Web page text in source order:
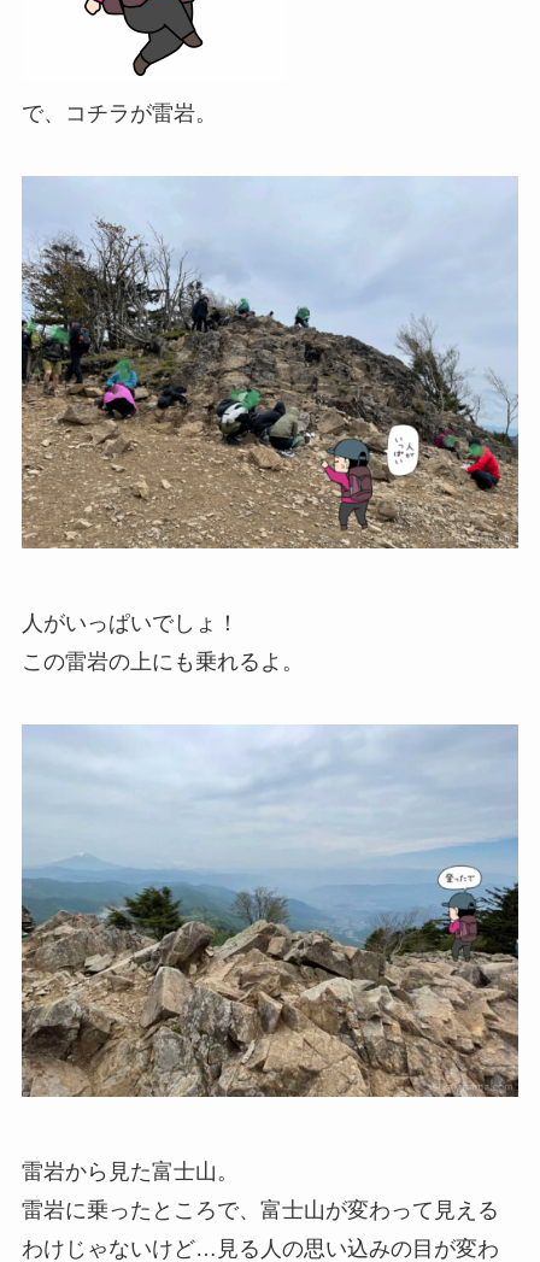
で、コチラが雷岩。
人がいっぱいでしょ！
この雷岩の上にも乗れるよ。
雷岩から見た富士山。
雷岩に乗ったところで、富士山が変わって見える
わけじゃないけど…見る人の思い込みの目が変わ